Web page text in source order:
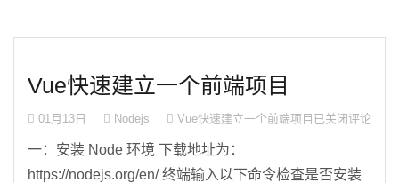
Vue快速建立一个前端项目
01月13日 Nodejs Vue快速建立一个前端项目 已关闭评论
一：安装 Node 环境 下载地址为：
https://nodejs.org/en/ 终端输入以下命令检查是否安装